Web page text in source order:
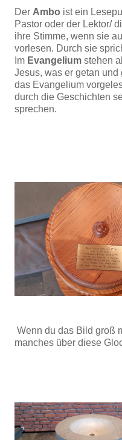
Der Ambo ist ein
Pastor oder der Lektor/
ihre Stimme, wenn sie
vorlesen. Durch sie
Im Evangelium stehen
Jesus, was er getan und
das Evangelium
durch die Geschichten
sprechen.
Wenn du das Bild groß
manches über diese